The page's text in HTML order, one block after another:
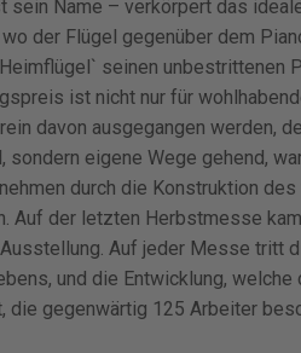
Name – verkörpert das
der Flügel gegenüber dem
seinen unbestrittenen
ist nicht nur für
davon ausgegangen werden,
eigene Wege gehend,
durch die Konstruktion
Auf der letzten Herbstmesse
Auf jeder Messe tritt
und die Entwicklung,
die gegenwärtig 125 Arbeiter